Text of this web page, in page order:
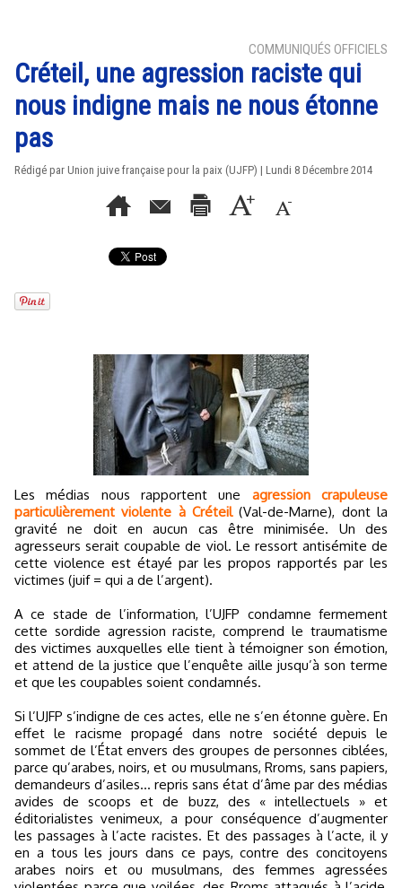
COMMUNIQUÉS OFFICIELS
Créteil, une agression raciste qui
nous indigne mais ne nous étonne
pas
Rédigé par Union juive française pour la paix (UJFP) | Lundi 8 Décembre 2014
Les médias nous rapportent une agression crapuleuse
particulièrement violente à Créteil(Val-de-Marne), dont la
gravité ne doit en aucun cas être minimisée. Un des
agresseurs serait coupable de viol. Le ressort antisémite de
cette violence est étayé par les propos rapportés par les
victimes (juif = qui a de l’argent).
A ce stade de l’information, l’UJFP condamne fermement
cette sordide agression raciste, comprend le traumatisme
des victimes auxquelles elle tient à témoigner son émotion,
et attend de la justice que l’enquête aille jusqu’à son terme
et que les coupables soient condamnés.
Si l’UJFP s’indigne de ces actes, elle ne s’en étonne guère. En
effet le racisme propagé dans notre société depuis le
sommet de l’État envers des groupes de personnes ciblées,
parce qu’arabes, noirs, et ou musulmans, Rroms, sans papiers,
demandeurs d’asiles... repris sans état d’âme par des médias
avides de scoops et de buzz, des « intellectuels » et
éditorialistes venimeux, a pour conséquence d’augmenter
les passages à l’acte racistes. Et des passages à l’acte, il y
en a tous les jours dans ce pays, contre des concitoyens
arabes noirs et ou musulmans, des femmes agressées